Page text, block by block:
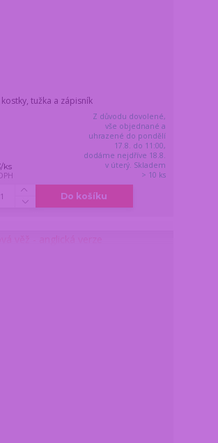
tužka a zápisník
/ks
Z důvodu dovolené,
vše objednané a
uhrazené do pondělí
17.8. do 11:00,
dodáme nejdříve 18.8.
v úterý. Skladem
> 10 ks
Do košíku